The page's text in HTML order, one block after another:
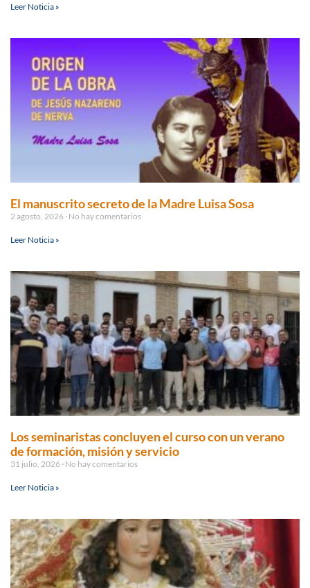
Leer Noticia »
El manuscrito secreto de la Madre Luisa Sosa
2 agosto, 2026 No hay comentarios
Leer Noticia »
Los seminaristas concluyen el curso con un verano
de formación, misión y servicio
31 julio, 2026 No hay comentarios
Leer Noticia »